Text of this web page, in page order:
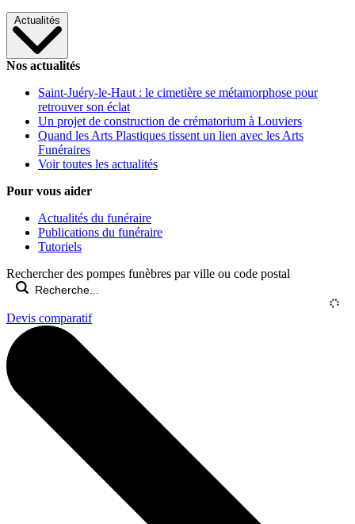
Actualités
Nos actualités
Saint-Juéry-le-Haut : le cimetière se métamorphose pour
retrouver son éclat
Un projet de construction de crématorium à Louviers
Quand les Arts Plastiques tissent un lien avec les Arts
Funéraires
Voir toutes les actualités
Pour vous aider
Actualités du funéraire
Publications du funéraire
Tutoriels
Rechercher des pompes funèbres par ville ou code postal
Devis comparatif